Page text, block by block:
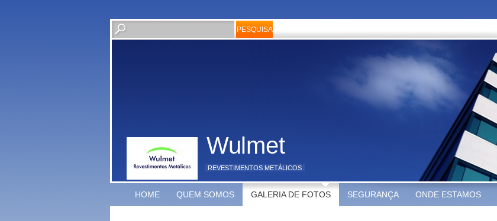
Wulmet
REVESTIMENTOS METÁLICOS
HOME QUEM SOMOS GALERIA DE FOTOS SEGURANÇA ONDE ESTAMOS